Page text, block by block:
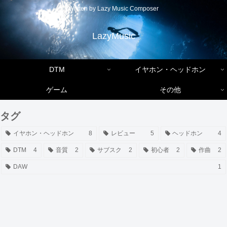
Written by Lazy Music Composer
LazyMusic
DTM イヤホン・ヘッドホン
ゲーム その他
タグ
イヤホン・ヘッドホン 8 レビュー 5 ヘッドホン 4
DTM 4 音質 2 サブスク 2 初心者 2 作曲 2
DAW 1